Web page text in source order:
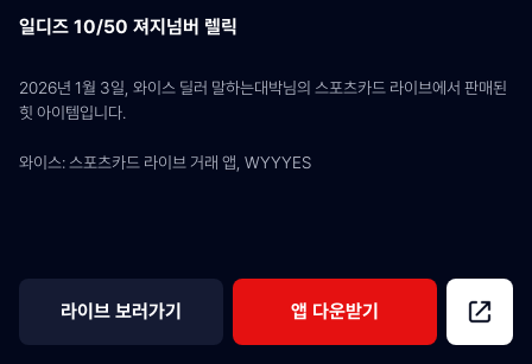
일디즈 10/50 져지넘버 렐릭
2026년 1월 3일, 와이스 딜러 말하는대박님의 스포츠카드 라이브에서 판매된
힛 아이템입니다.
와이스: 스포츠카드 라이브 거래 앱, WYYYES
라이브 보러가기 앱 다운받기